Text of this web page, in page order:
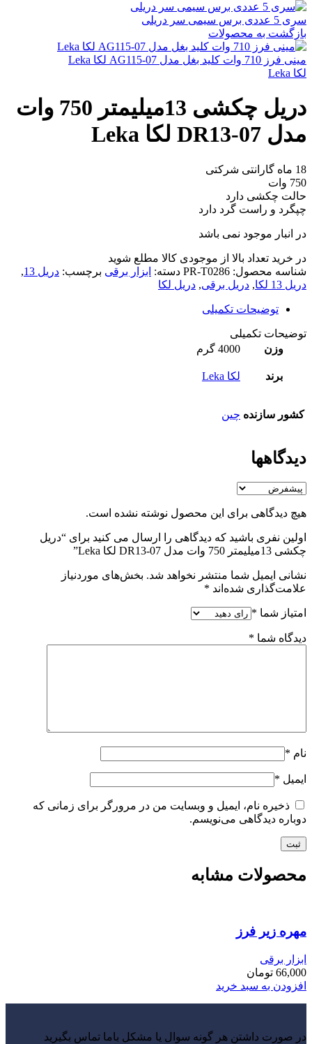
سری 5 عددی برس سیمی سر دریلی
بازگشت به محصولات
مینی فرز 710 وات کلید بغل مدل AG115-07 لکا Leka
لکا Leka
دریل چکشی 13میلیمتر 750 وات
مدل DR13-07 لکا Leka
18 ماه گارانتی شرکتی
750 وات
حالت چکشی دارد
چپگرد و راست گرد دارد
در انبار موجود نمی باشد
در خرید تعداد بالا از موجودی کالا مطلع شوید
شناسه محصول: PR-T0286 دسته: ابزار برقی برچسب: دریل 13
,
دریل 13 لکا
, دریل برقی, دریل لکا
توضیحات تکمیلی
توضیحات تکمیلی
وزن
4000 گرم
برند لکا Leka
کشور سازنده چین
دیدگاهها
هیچ دیدگاهی برای این محصول نوشته نشده است.
اولین نفری باشید که دیدگاهی را ارسال می کنید برای “دریل
چکشی 13میلیمتر 750 وات مدل DR13-07 لکا Leka”
نشانی ایمیل شما منتشر نخواهد شد. بخش‌های موردنیاز
علامت‌گذاری شده‌اند *
امتیاز شما *
دیدگاه شما *
نام *
ایمیل *
ذخیره نام، ایمیل و وبسایت من در مرورگر برای زمانی که
دوباره دیدگاهی می‌نویسم.
محصولات مشابه
مهره زیر فرز
ابزار برقی
66,000 تومان
افزودن به سبد خرید
در صورت داشتن هر گونه سوال یا مشکل باما تماس بگیرید